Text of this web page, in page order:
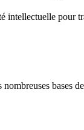
pour
bases